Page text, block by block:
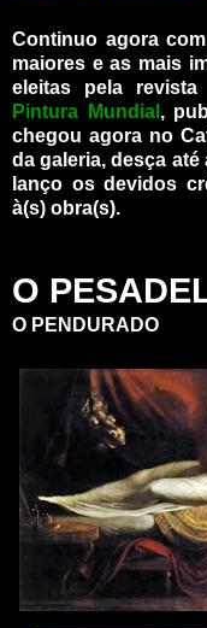
Continuo agora
maiores e as mais
eleitas pela revista
Pintura Mundial ,
chegou agora no
da galeria, desça
lanço os devidos
à(s) obra(s).
O
O PENDURADO